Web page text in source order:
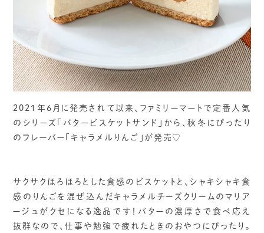
2021年6月に発売されて以来、ファミリーマートで定番人気
のシリーズ「バタービスケットサンド」から、秋冬にぴったり
のフレーバー「キャラメルりんご」が発売♡
サクサクほろほろとした食感のビスケットと、シャキシャキ食
感のりんごを混ぜ込んだキャラメルチーズクリームのマリア
ージュがクセになる逸品です！バターの濃厚さで食べ応え
抜群なので、仕事や勉強で疲れたときのおやつにぴったり。